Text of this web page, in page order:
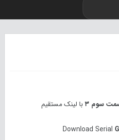
سوم ۳ با لینک مستقیم
Download Serial